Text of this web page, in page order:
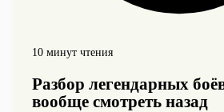
10 минут чтения
Разбор легендарных
вообще смотреть назад